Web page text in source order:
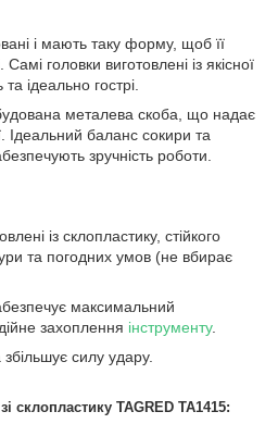
і мають таку форму, щоб її
головки виготовлені із якісної
ідеально гострі.
металева скоба, що надає
Ідеальний баланс сокири та
зручність роботи.
із склопластику, стійкого
та погодних умов (не вбирає
максимальний
захоплення інструменту.
силу удару.
склопластику TAGRED TA1415: